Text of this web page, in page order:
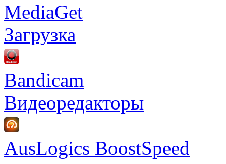
MediaGet
Загрузка
Bandicam
Видеоредакторы
AusLogics BoostSpeed